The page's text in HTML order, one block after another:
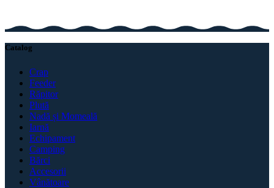
Catalog
Crap
Feeder
Răpitor
Plută
Nadă și Momeală
Iarnă
Echipament
Camping
Bărci
Accesorii
Vânătoare